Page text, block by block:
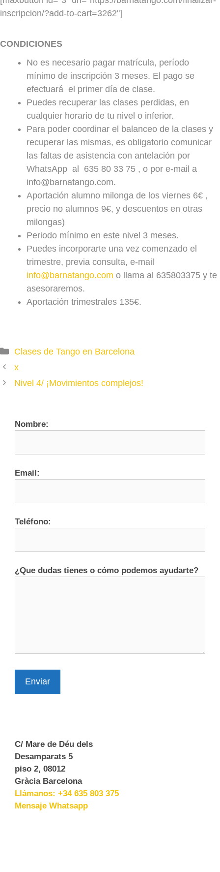
JUEVES
Técnica
Ambos roles
LUNES
MARTES En preparación
MIÉRCOLES
JUEVES
VIERNES
SÁBADO
Practicas y Milonga
LUNES
MARTES
MIÉRCOLES
JUEVES
VIERNES 22.15 - 01.45h
19.00 - 21.00
MARTES
JUEVES
inscripcion/?add-to-cart=3262"]
CONDICIONES
No es necesario pagar matrícula, período
mínimo de inscripción 3 meses. El pago se
efectuará el primer día de clase.
Puedes recuperar las clases perdidas, en
cualquier horario de tu nivel o inferior.
Para poder coordinar el balanceo de la clases y
recuperar las mismas, es obligatorio comunicar
las faltas de asistencia con antelación por
WhatsApp al 635 80 33 75 , o por e-mail a
info@barnatango.com.
Aportación alumno milonga de los viernes 6€ ,
precio no alumnos 9€, y descuentos en otras
milongas)
Periodo mínimo en este nivel 3 meses.
Puedes incorporarte una vez comenzado el
trimestre, previa consulta, e-mail
info@barnatango.com o llama al 635803375 y te
asesoraremos.
Aportación trimestrales 135€.
Categories
Clases de Tango en Barcelona
x
Nivel 4/ ¡Movimientos complejos!
Nombre:
Email:
Teléfono:
¿Que dudas tienes o cómo podemos ayudarte?
Enviar
C/ Mare de Déu dels
Desamparats 5
piso 2, 08012
Gràcia Barcelona
Llámanos: +34 635 803 375
Mensaje Whatsapp